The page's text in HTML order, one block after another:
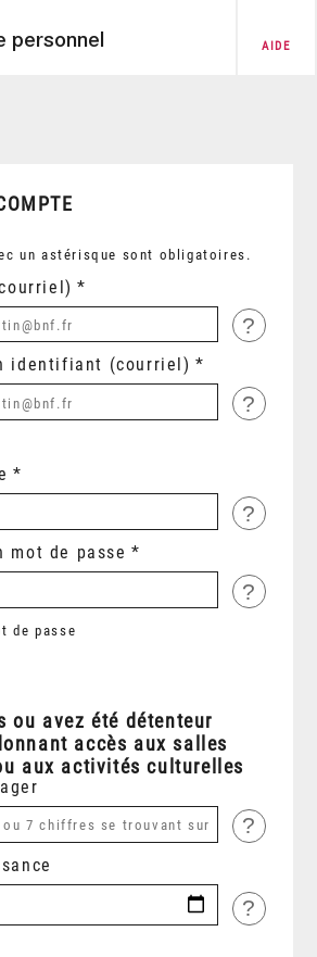
personnel AIDE
un astérisque sont obligatoires.
?
identifiant (courriel)
?
?
mot de passe
?
de passe
ou avez été détenteur
accès aux salles
aux activités culturelles
?
?